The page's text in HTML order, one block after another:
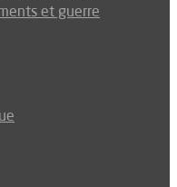
et guerre